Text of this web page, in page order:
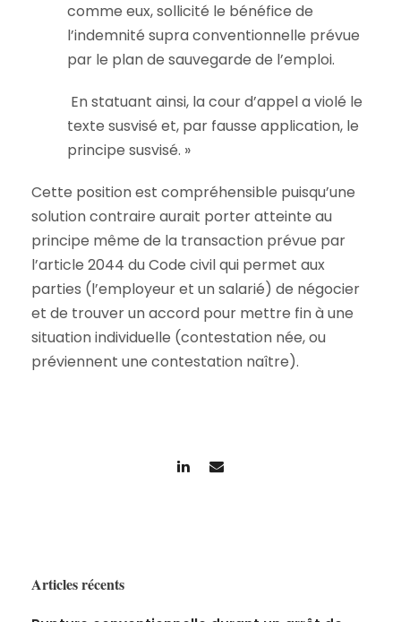
comme eux, sollicité le bénéfice de
l’indemnité supra conventionnelle prévue
par le plan de sauvegarde de l’emploi.
En statuant ainsi, la cour d’appel a violé le
texte susvisé et, par fausse application, le
principe susvisé. »
Cette position est compréhensible puisqu’une
solution contraire aurait porter atteinte au
principe même de la transaction prévue par
l’article 2044 du Code civil qui permet aux
parties (l’employeur et un salarié) de négocier
et de trouver un accord pour mettre fin à une
situation individuelle (contestation née, ou
préviennent une contestation naître).
Articles récents